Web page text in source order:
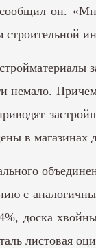
он.
в магазинах
с
доска
листовая